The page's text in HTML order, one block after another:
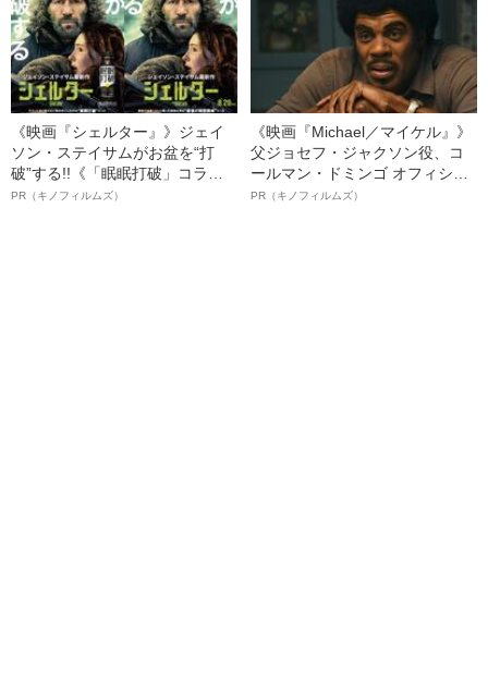
《映画『シェルター』》ジェイ
ソン・ステイサムがお盆を“打
破”する!!《「眠眠打破」コラ
ボ》
PR（キノフィルムズ）
《映画『Michael／マイケル』》
父ジョセフ・ジャクソン役、コ
ールマン・ドミンゴ オフィシャ
ルインタビュー“観客を魅了した
PR（キノフィルムズ）